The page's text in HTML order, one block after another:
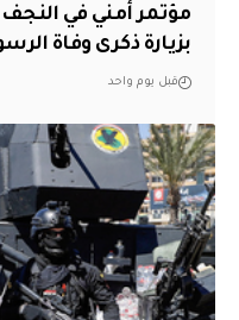
مؤتمر أمني في
بزيارة ذكرى وفاة
قبل يوم واحد